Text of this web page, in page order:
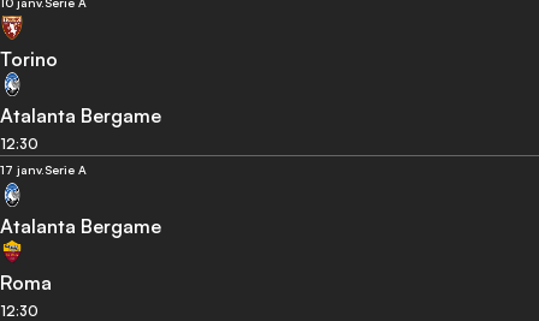
Torino
Atalanta Bergame
12:30
17 janv. Serie A
Atalanta Bergame
Roma
12:30